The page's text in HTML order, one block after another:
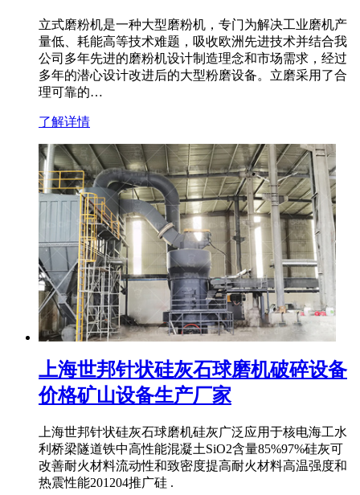
立式磨粉机是一种大型磨粉机，专门为解决工业磨机产
量低、耗能高等技术难题，吸收欧洲先进技术并结合我
公司多年先进的磨粉机设计制造理念和市场需求，经过
多年的潜心设计改进后的大型粉磨设备。立磨采用了合
理可靠的…
了解详情
上海世邦针状硅灰石球磨机破碎设备
价格矿山设备生产厂家
上海世邦针状硅灰石球磨机硅灰广泛应用于核电海工水
利桥梁隧道铁中高性能混凝土SiO2含量85%97%硅灰可
改善耐火材料流动性和致密度提高耐火材料高温强度和
热震性能201204推广硅 .